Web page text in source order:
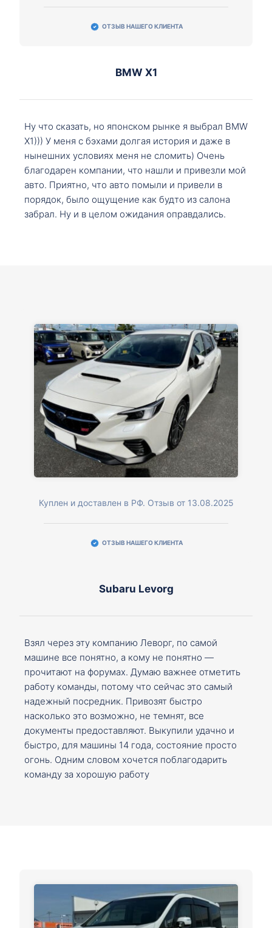
ОТЗЫВ НАШЕГО КЛИЕНТА
BMW X1
Ну что сказать, но японском рынке я выбрал BMW
X1))) У меня с бэхами долгая история и даже в
нынешних условиях меня не сломить) Очень
благодарен компании, что нашли и привезли мой
авто. Приятно, что авто помыли и привели в
порядок, было ощущение как будто из салона
забрал. Ну и в целом ожидания оправдались.
Куплен и доставлен в РФ. Отзыв от 13.08.2025
ОТЗЫВ НАШЕГО КЛИЕНТА
Subaru Levorg
Взял через эту компанию Леворг, по самой
машине все понятно, а кому не понятно —
прочитают на форумах. Думаю важнее отметить
работу команды, потому что сейчас это самый
надежный посредник. Привозят быстро
насколько это возможно, не темнят, все
документы предоставляют. Выкупили удачно и
быстро, для машины 14 года, состояние просто
огонь. Одним словом хочется поблагодарить
команду за хорошую работу